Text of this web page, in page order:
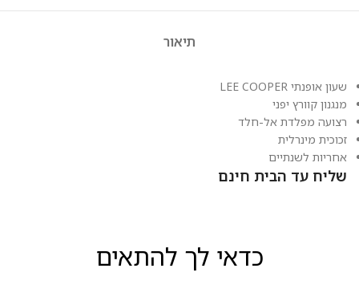
תיאור
שעון אופנתי LEE COOPER
מנגנון קוורץ יפני
רצועה מפלדת אל-חלד
זכוכית מינרלית
אחריות לשנתיים
שליח עד הבית חינם
כדאי לך להתאים